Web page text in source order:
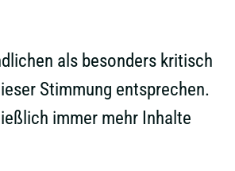
als besonders kritisch
Stimmung entsprechen.
immer mehr Inhalte